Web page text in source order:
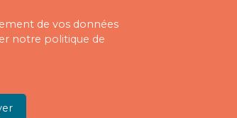
de vos données
notre politique de